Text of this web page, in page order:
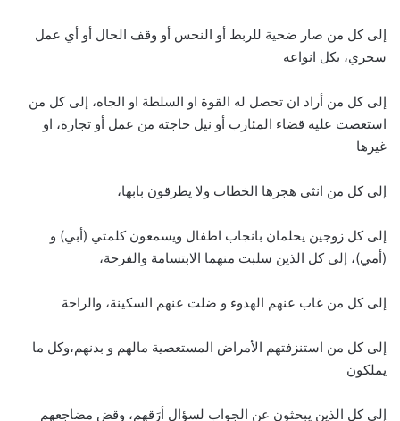
إلى كل من صار ضحية للربط أو النحس أو وقف الحال أو أي عمل
سحري، بكل انواعه
إلى كل من أراد ان تحصل له القوة او السلطة او الجاه، إلى كل من
استعصت عليه قضاء المئارب أو نيل حاجته من عمل أو تجارة، او
غيرها
إلى كل من انثى هجرها الخطاب ولا يطرقون بابها،
إلى كل زوجين يحلمان بانجاب اطفال ويسمعون كلمتي (أبي) و
(أمي)، إلى كل الذين سلبت منهما الابتسامة والفرحة،
إلى كل من غاب عنهم الهدوء و ضلت عنهم السكينة، والراحة
إلى كل من استنزفتهم الأمراض المستعصية مالهم و بدنهم،وكل ما
يملكون
إلى كل الذين يبحثون عن الجواب لسؤال أرَقهم، وقض مضاجعهم